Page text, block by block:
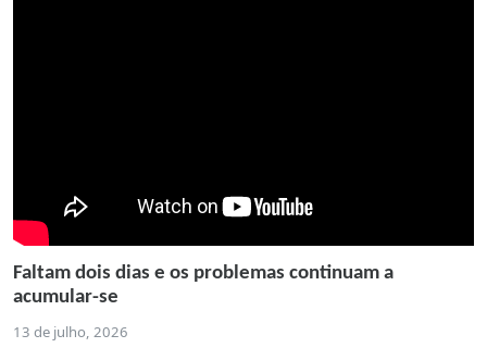
Faltam dois dias e os problemas continuam a
acumular-se
13 de julho, 2026